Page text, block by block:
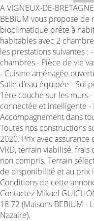
A VIGNEUX-DE-
BEBIUM vous propose de
bioclimatique prête à
habitables avec 2
les prestations suivantes :
chambres - Pièce de vie
- Cuisine aménagée
Salle d’eau équipée - Sol
1ère couche sur les murs
connectée et intelligente
Accompagnement dans
Toutes nos constructions
2020. Prix avec
VRD, terrain viabilisé,
non compris. Terrain
de disponibilité et au prix
Conditions de cette
Contactez Mikael
18 72 (Maisons BEBIUM -
Nazaire).